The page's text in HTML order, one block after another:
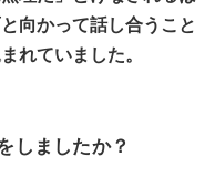
向かって話し合うこと
れていました。
しましたか？